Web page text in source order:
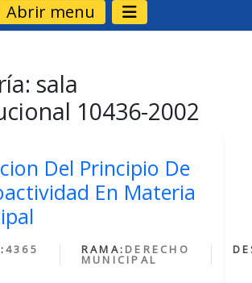
Abrir menu
sala
10436-2002
Del Principio De
En Materia
4365 RAMA: DERECHO
MUNICIPAL